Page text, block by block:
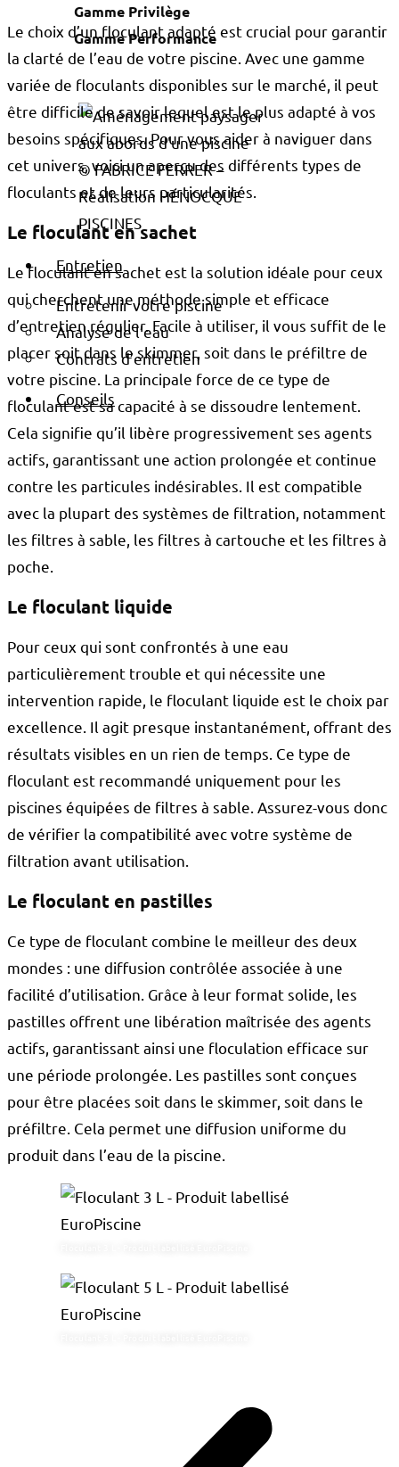
Gamme Privilège
Gamme Performance
© FABRICE FERRER –
Réalisation HÉNOCQUE
PISCINES
Entretien
Entretenir votre piscine
Analyse de l’eau
Contrats d’entretien
Conseils
Le choix d’un floculant adapté est crucial pour garantir
la clarté de l’eau de votre piscine. Avec une gamme
variée de floculants disponibles sur le marché, il peut
être difficile de savoir lequel est le plus adapté à vos
besoins spécifiques. Pour vous aider à naviguer dans
cet univers, voici un aperçu des différents types de
floculants et de leurs particularités.
Le floculant en sachet
Le floculant en sachet est la solution idéale pour ceux
qui cherchent une méthode simple et efficace
d’entretien régulier. Facile à utiliser, il vous suffit de le
placer soit dans le skimmer, soit dans le préfiltre de
votre piscine. La principale force de ce type de
floculant est sa capacité à se dissoudre lentement.
Cela signifie qu’il libère progressivement ses agents
actifs, garantissant une action prolongée et continue
contre les particules indésirables. Il est compatible
avec la plupart des systèmes de filtration, notamment
les filtres à sable, les filtres à cartouche et les filtres à
poche.
Le floculant liquide
Pour ceux qui sont confrontés à une eau
particulièrement trouble et qui nécessite une
intervention rapide, le floculant liquide est le choix par
excellence. Il agit presque instantanément, offrant des
résultats visibles en un rien de temps. Ce type de
floculant est recommandé uniquement pour les
piscines équipées de filtres à sable. Assurez-vous donc
de vérifier la compatibilité avec votre système de
filtration avant utilisation.
Le floculant en pastilles
Ce type de floculant combine le meilleur des deux
mondes : une diffusion contrôlée associée à une
facilité d’utilisation. Grâce à leur format solide, les
pastilles offrent une libération maîtrisée des agents
actifs, garantissant ainsi une floculation efficace sur
une période prolongée. Les pastilles sont conçues
pour être placées soit dans le skimmer, soit dans le
préfiltre. Cela permet une diffusion uniforme du
produit dans l’eau de la piscine.